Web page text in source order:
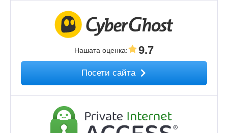
Нашата оценка: 9.7
Посети сайта